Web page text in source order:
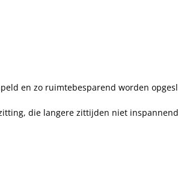
en zo ruimtebesparend worden
die langere zittijden niet